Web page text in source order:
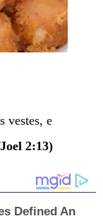
vestes, e
Joel 2:13)